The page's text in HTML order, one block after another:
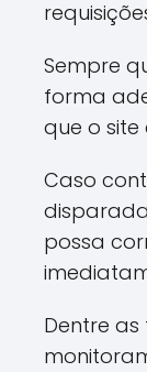
Sempre
forma
que o site
Caso
possa
Dentre